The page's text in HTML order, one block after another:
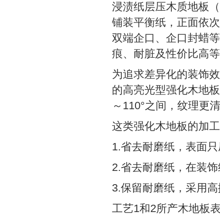
浸渍纸层压木质地板
铺装平衡纸，正面依
双端企口、企口封蜡
痕、耐脏及性价比高
为追求差异化的装饰
的高亮光型强化木地
～110°之间，纹理更
这类强化木地板的加
1.省去耐磨纸，表面
2.省去耐磨纸，在装
3.保留耐磨纸，采用
工艺1和2所产木地板